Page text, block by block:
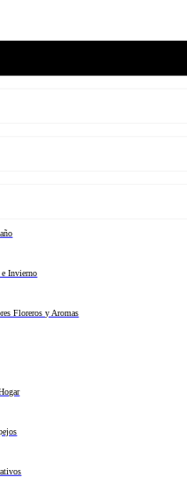
Invierno
Floreros y Aromas